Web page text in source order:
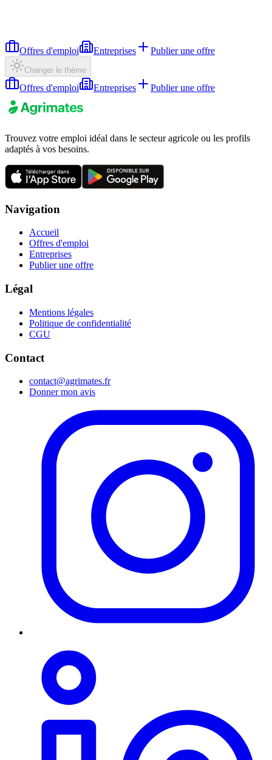
Offres d'emploi Entreprises Publier une offre
Changer le thème
Offres d'emploi Entreprises Publier une offre
Trouvez votre emploi idéal dans le secteur agricole ou les profils
adaptés à vos besoins.
Navigation
Accueil
Offres d'emploi
Entreprises
Publier une offre
Légal
Mentions légales
Politique de confidentialité
CGU
Contact
contact@agrimates.fr
Donner mon avis